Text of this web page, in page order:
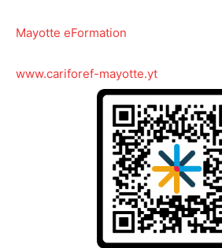
Mayotte eFormation
www.cariforef-mayotte.yt